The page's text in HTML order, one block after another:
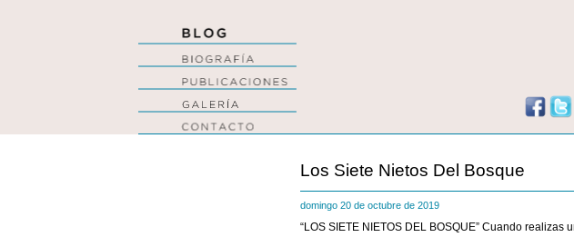
Los Siete Nietos Del Bosque
domingo 20 de octubre de 2019
“LOS SIETE NIETOS DEL BOSQUE” Cuando realizas